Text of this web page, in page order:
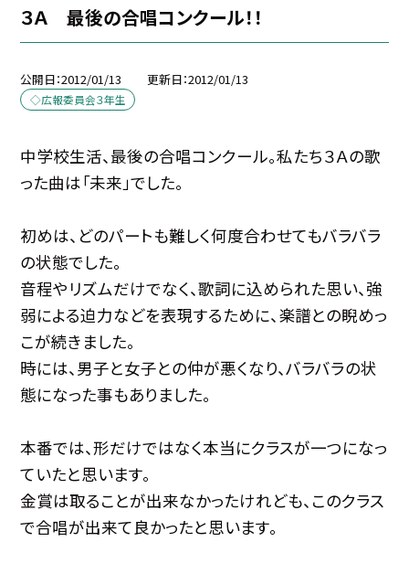
３Ａ 最後の合唱コンクール！！
公開日 2012/01/13 更新日 2012/01/13
◇広報委員会３年生
中学校生活、最後の合唱コンクール。私たち３Ａの歌
った曲は「未来」でした。
初めは、どのパートも難しく何度合わせてもバラバラ
の状態でした。
音程やリズムだけでなく、歌詞に込められた思い、強
弱による迫力などを表現するために、楽譜との睨めっ
こが続きました。
時には、男子と女子との仲が悪くなり、バラバラの状
態になった事もありました。
本番では、形だけではなく本当にクラスが一つになっ
ていたと思います。
金賞は取ることが出来なかったけれども、このクラス
で合唱が出来て良かったと思います。